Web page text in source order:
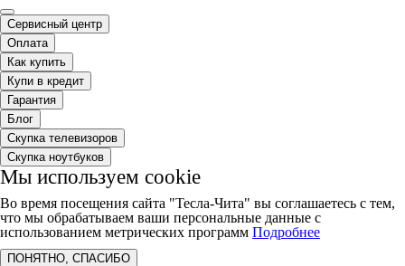
Сервисный центр
Оплата
Как купить
Купи в кредит
Гарантия
Блог
Скупка телевизоров
Скупка ноутбуков
Мы используем cookie
Во время посещения сайта "Тесла-Чита" вы соглашаетесь с тем,
что мы обрабатываем ваши персональные данные с
использованием метрических программ Подробнее
ПОНЯТНО, СПАСИБО